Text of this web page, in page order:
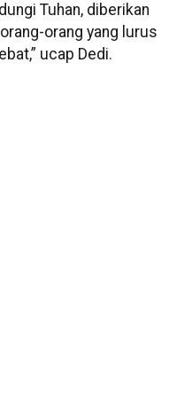
Tuhan, diberikan
orang yang lurus
ucap Dedi.